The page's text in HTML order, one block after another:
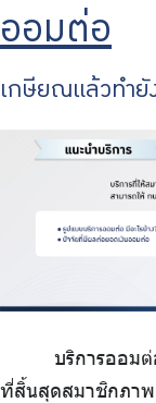
ข่าวสารและกิจกรรม
ร่วมงานกับเรา
ไทย | Eng
ออมต่อ
เกษียณแล้วทำยั
บริการออม
ที่สิ้นสุดสมาชิกภาพ